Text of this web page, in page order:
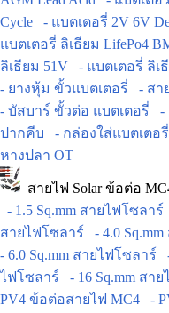
Cycle
- แบตเตอรี่ 2V 6V
แบตเตอรี่ ลิเธียม LifePo4
ลิเธียม 51V
- แบตเตอรี่ ลิเ
- ยางหุ้ม ขั้วแบตเตอรี่
- สา
- บัสบาร์ ขั้วต่อ แบตเตอรี่
-
ปากคีบ
- กล่องใส่แบตเตอรี่
หางปลา OT
สายไฟ Solar ข้อต่อ
- 1.5 Sq.mm สายไฟโซลาร์
สายไฟโซลาร์
- 4.0
- 6.0 Sq.mm สายไฟโซลาร์
ไฟโซลาร์
- 16 Sq.mm สา
PV4 ข้อต่อสายไฟ MC4
-